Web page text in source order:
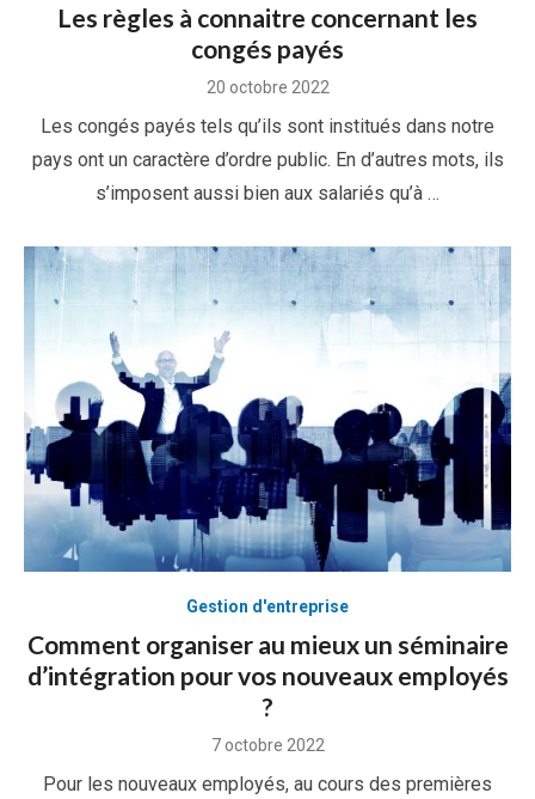
Les règles à connaitre concernant les
congés payés
Posted
20 octobre 2022
Les congés payés tels qu’ils sont institués dans notre
pays ont un caractère d’ordre public. En d’autres mots, ils
s’imposent aussi bien aux salariés qu’à …
Gestion d'entreprise
Comment organiser au mieux un séminaire
d’intégration pour vos nouveaux employés
?
Posted
7 octobre 2022
Pour les nouveaux employés, au cours des premières